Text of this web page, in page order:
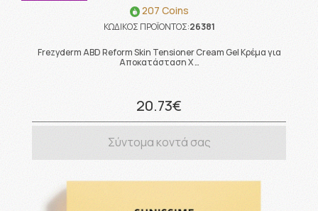
207 Coins
ΚΩΔΙΚΟΣ ΠΡΟΪΟΝΤΟΣ:26381
Frezyderm ABD Reform Skin Tensioner Cream Gel Κρέμα για
Αποκατάσταση Χ …
20.73€
Σύντομα κοντά σας